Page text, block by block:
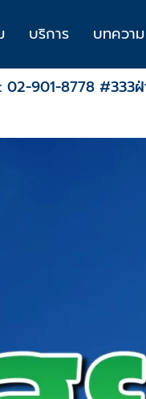
บริการ บทความ
02-901-8778 #333